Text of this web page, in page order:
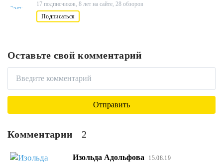
17 подписчиков, 8 лет на сайте, 28 обзоров
Подписаться
Оставьте свой комментарий
Комментарии 2
Изольда Адольфова 15.08.19